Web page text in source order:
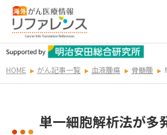
HOME がん記事一覧 血液腫瘍 骨髄腫
単一細胞解析法が多